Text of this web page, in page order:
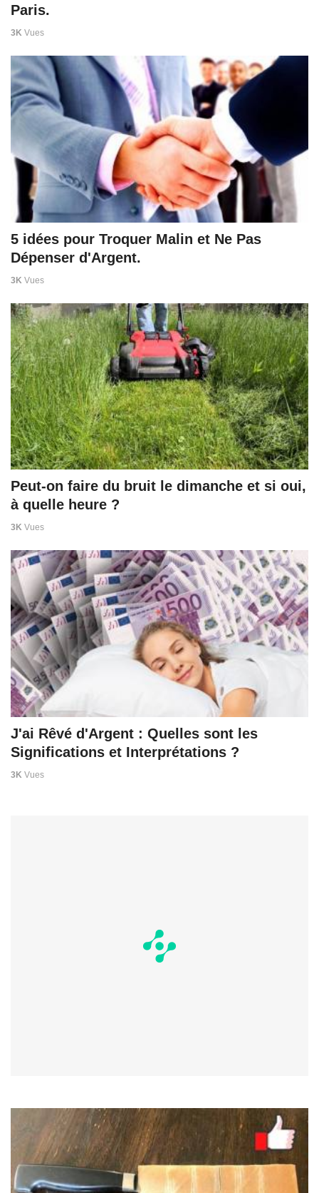
Paris.
3K Vues
5 idées pour Troquer Malin et Ne Pas
Dépenser d'Argent.
3K Vues
Peut-on faire du bruit le dimanche et si oui,
à quelle heure ?
3K Vues
J'ai Rêvé d'Argent : Quelles sont les
Significations et Interprétations ?
3K Vues